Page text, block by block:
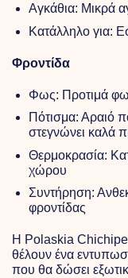
Αγκάθια: Μικρά
Κατάλληλο για:
Φροντίδα
Φως: Προτιμά
Πότισμα: Αραιό
στεγνώνει καλά
Θερμοκρασία:
χώρου
Συντήρηση:
φροντίδας
Η Polaskia Chichipe
θέλουν ένα
που θα δώσει